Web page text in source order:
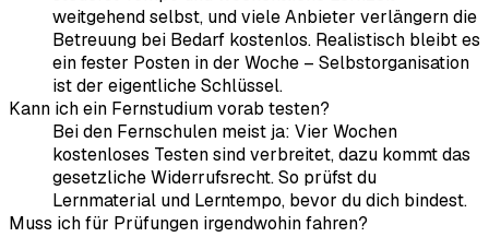
weitgehend selbst, und viele Anbieter verlängern die
Betreuung bei Bedarf kostenlos. Realistisch bleibt es
ein fester Posten in der Woche – Selbstorganisation
ist der eigentliche Schlüssel.
Kann ich ein Fernstudium vorab testen?
Bei den Fernschulen meist ja: Vier Wochen
kostenloses Testen sind verbreitet, dazu kommt das
gesetzliche Widerrufsrecht. So prüfst du
Lernmaterial und Lerntempo, bevor du dich bindest.
Muss ich für Prüfungen irgendwohin fahren?